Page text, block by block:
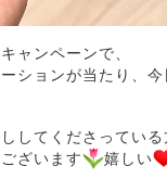
ャンペーンで、
ションが当たり、
してくださっている
ざいます
嬉しい